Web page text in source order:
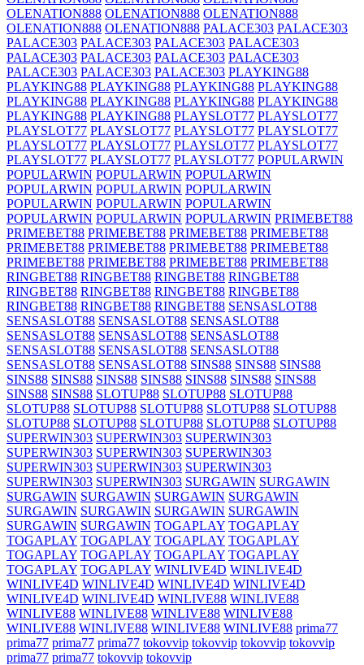
OLENATION888 OLENATION888 OLENATION888
OLENATION888 OLENATION888 PALACE303 PALACE303
PALACE303 PALACE303 PALACE303 PALACE303
PALACE303 PALACE303 PALACE303 PALACE303
PALACE303 PALACE303 PALACE303 PLAYKING88
PLAYKING88 PLAYKING88 PLAYKING88 PLAYKING88
PLAYKING88 PLAYKING88 PLAYKING88 PLAYKING88
PLAYKING88 PLAYKING88 PLAYSLOT77 PLAYSLOT77
PLAYSLOT77 PLAYSLOT77 PLAYSLOT77 PLAYSLOT77
PLAYSLOT77 PLAYSLOT77 PLAYSLOT77 PLAYSLOT77
PLAYSLOT77 PLAYSLOT77 PLAYSLOT77 POPULARWIN
POPULARWIN POPULARWIN POPULARWIN
POPULARWIN POPULARWIN POPULARWIN
POPULARWIN POPULARWIN POPULARWIN
POPULARWIN POPULARWIN POPULARWIN PRIMEBET88
PRIMEBET88 PRIMEBET88 PRIMEBET88 PRIMEBET88
PRIMEBET88 PRIMEBET88 PRIMEBET88 PRIMEBET88
PRIMEBET88 PRIMEBET88 PRIMEBET88 PRIMEBET88
RINGBET88 RINGBET88 RINGBET88 RINGBET88
RINGBET88 RINGBET88 RINGBET88 RINGBET88
RINGBET88 RINGBET88 RINGBET88 SENSASLOT88
SENSASLOT88 SENSASLOT88 SENSASLOT88
SENSASLOT88 SENSASLOT88 SENSASLOT88
SENSASLOT88 SENSASLOT88 SENSASLOT88
SENSASLOT88 SENSASLOT88 SINS88 SINS88 SINS88
SINS88 SINS88 SINS88 SINS88 SINS88 SINS88 SINS88
SINS88 SINS88 SLOTUP88 SLOTUP88 SLOTUP88
SLOTUP88 SLOTUP88 SLOTUP88 SLOTUP88 SLOTUP88
SLOTUP88 SLOTUP88 SLOTUP88 SLOTUP88 SLOTUP88
SUPERWIN303 SUPERWIN303 SUPERWIN303
SUPERWIN303 SUPERWIN303 SUPERWIN303
SUPERWIN303 SUPERWIN303 SUPERWIN303
SUPERWIN303 SUPERWIN303 SURGAWIN SURGAWIN
SURGAWIN SURGAWIN SURGAWIN SURGAWIN
SURGAWIN SURGAWIN SURGAWIN SURGAWIN
SURGAWIN SURGAWIN TOGAPLAY TOGAPLAY
TOGAPLAY TOGAPLAY TOGAPLAY TOGAPLAY
TOGAPLAY TOGAPLAY TOGAPLAY TOGAPLAY
TOGAPLAY TOGAPLAY WINLIVE4D WINLIVE4D
WINLIVE4D WINLIVE4D WINLIVE4D WINLIVE4D
WINLIVE4D WINLIVE4D WINLIVE88 WINLIVE88
WINLIVE88 WINLIVE88 WINLIVE88 WINLIVE88
WINLIVE88 WINLIVE88 WINLIVE88 WINLIVE88 prima77
prima77 prima77 prima77 tokovvip tokovvip tokovvip tokovvip
prima77 prima77 tokovvip tokovvip